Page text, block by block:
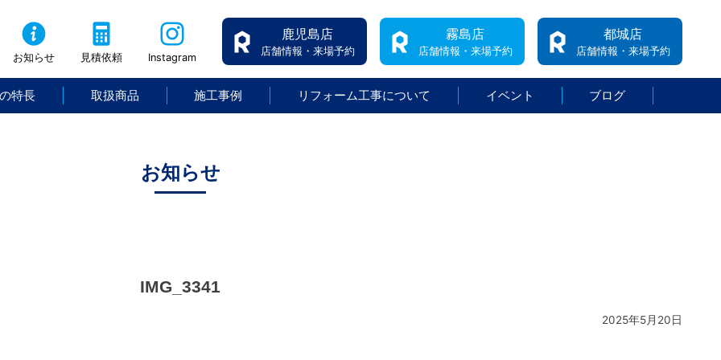
お知らせ 見積依頼 Instagram
鹿児島店
店舗情報・来場予約
霧島店
店舗情報・来場予約
都城店
店舗情報・来場予約
特長 取扱商品 施工事例 リフォーム工事について イベント ブログ
お知らせ
IMG_3341
2025年5月20日